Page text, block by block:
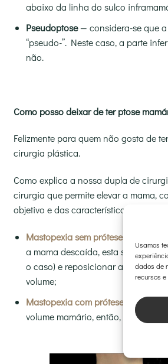
Usamos
dados de
recursos e
abaixo da linha do sulco
Pseudoptose— considera-se que
“pseudo-”. Neste caso, a parte
não.
Como posso deixar de ter ptose
Felizmente para quem não gosta de
cirurgia plástica.
Como explica a nossa dupla de
cirurgia que permite elevar a mama,
objetivo e das características de
Mastopexia sem prótese— quando
a mama descaída, esta solução é
o caso) e reposicionar a glândula
volume;
Mastopexia com prótese — se,
volume mamário, então, a